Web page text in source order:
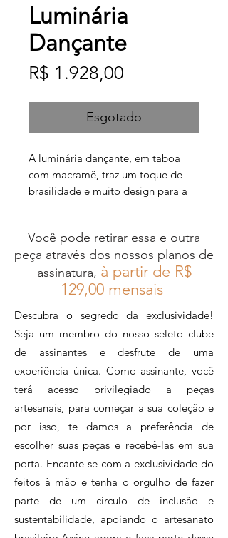
Luminária
Dançante
R$ 1.928,00
Esgotado
A luminária dançante, em taboa
com macramê, traz um toque de
brasilidade e muito design para a
à mão, pelos Irmãos Gomes e por
Mário Freitas, artesãos da Região
dos Lagos e da região
metropolitana do Rio de Janeiro.
Luminária em taboa 70 cm de
diâmetro
Pendente macramê 90 cm
comprimento
Disponível também com 60 cm de
diâmetro
Temos outras opções de cores para
o acabamento em macramê
Você pode retirar essa e outra
peça através dos nossos planos de
assinatura, à partir de R$
129,00 mensais
Descubra o segredo da exclusividade!
Seja um membro do nosso seleto clube
de assinantes e desfrute de uma
experiência única. Como assinante, você
terá acesso privilegiado a peças
artesanais, para começar a sua coleção e
por isso, te damos a preferência de
escolher suas peças e recebê-las em sua
porta. Encante-se com a exclusividade do
feitos à mão e tenha o orgulho de fazer
parte de um círculo de inclusão e
sustentabilidade, apoiando o artesanato